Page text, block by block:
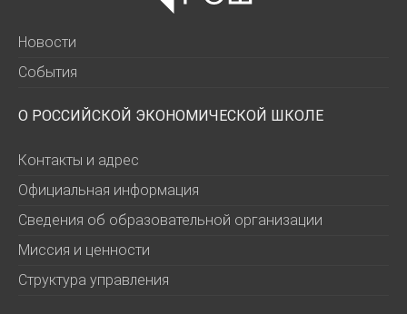
Новости
События
О РОССИЙСКОЙ ЭКОНОМИЧЕСКОЙ ШКОЛЕ
Контакты и адрес
Официальная информация
Сведения об образовательной организации
Миссия и ценности
Структура управления